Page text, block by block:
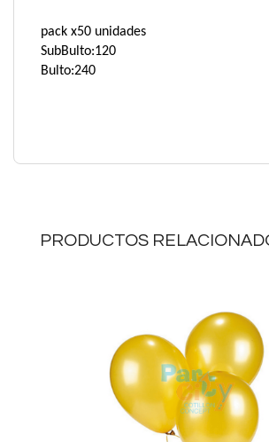
pack x50 unidades
SubBulto:120
Bulto:240
PRODUCTOS